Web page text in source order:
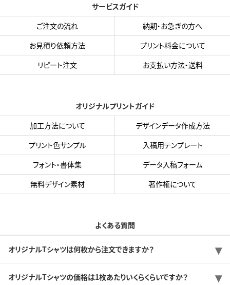
サービスガイド
ご注文の流れ
納期・お急ぎの方へ
お見積り依頼方法
プリント料金について
リピート注文
お支払い方法・送料
オリジナルプリントガイド
加工方法について
デザインデータ作成方法
プリント色サンプル
入稿用テンプレート
フォント・書体集
データ入稿フォーム
無料デザイン素材
著作権について
よくある質問
オリジナルTシャツは何枚から注文できますか？
オリジナルTシャツの価格は1枚あたりいくらくらいですか？